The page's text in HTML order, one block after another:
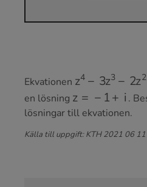
Ekvationen
4 3z 3 z2 +
en lösning
z= +i
.
lösningar till ekvationen.
Källa till uppgift: KTH 2021 06 11